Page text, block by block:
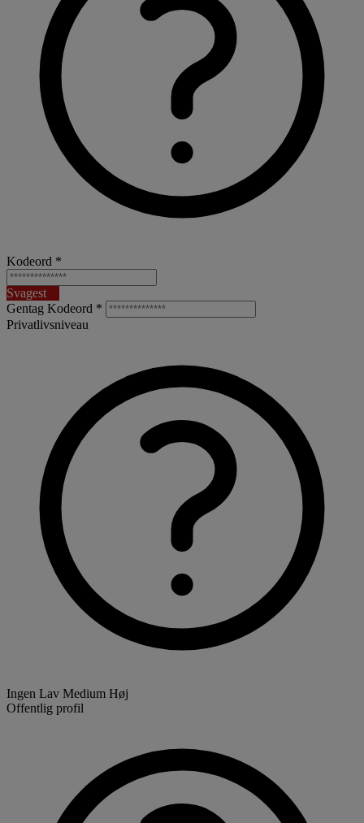
Kodeord *
Svagest
Gentag Kodeord *
Privatlivsniveau
Ingen Lav Medium Høj
Offentlig profil